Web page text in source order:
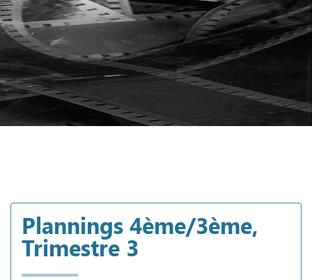
Plannings 4ème/3ème,
Trimestre 3